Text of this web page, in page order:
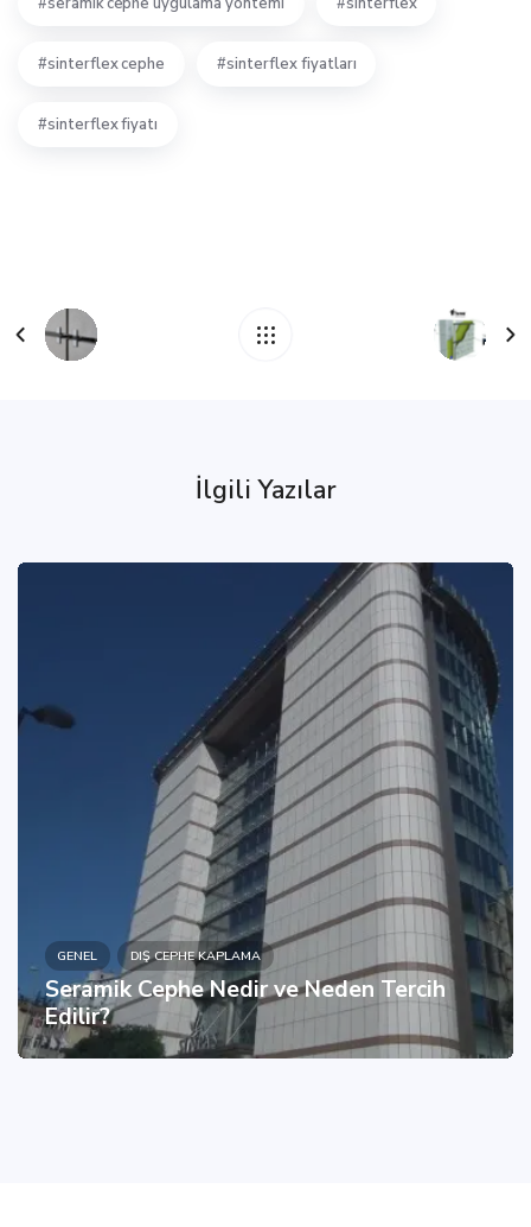
sinterflex cephe sinterflex fiyatları
sinterflex fiyatı
İlgili Yazılar
GENEL DIŞ CEPHE KAPLAMA
Seramik Cephe Nedir ve Neden Tercih
Edilir?